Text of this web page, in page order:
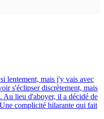
lentement, mais j'y vais avec
s'éclipser discrètement, mais
Au lieu d'aboyer, il a décidé de
complicité hilarante qui fait